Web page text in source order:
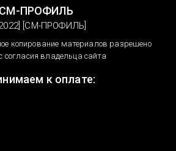
СМ-ПРОФИЛЬ
[СМ-ПРОФИЛЬ]
копирование материалов разрешено
согласия владельца сайта
к оплате: